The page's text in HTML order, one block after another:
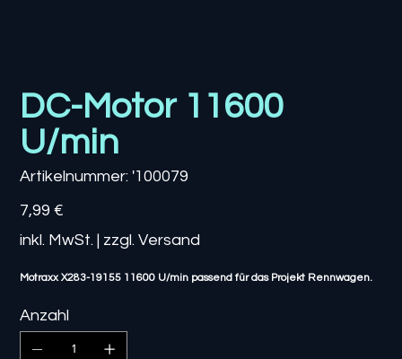
DC-Motor 11600
U/min
Artikelnummer: Artikelnummer:
'100079
'100079
Preis
7,99 €
inkl. MwSt. | zzgl. Versand
Motraxx X283-19155 11600 U/min passend für das Projekt Rennwagen.
Anzahl